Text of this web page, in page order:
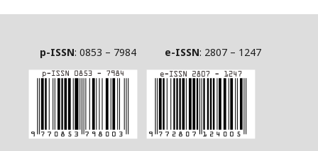
p-ISSN: 0853 – 7984 e-ISSN: 2807 – 1247